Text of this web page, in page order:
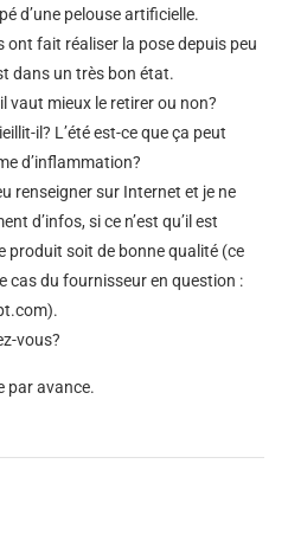
d’une pelouse artificielle.
ont fait réaliser la pose depuis peu
dans un très bon état.
vaut mieux le retirer ou non?
il? L’été est-ce que ça peut
d’inflammation?
renseigner sur Internet et je ne
d’infos, si ce n’est qu’il est
produit soit de bonne qualité (ce
cas du fournisseur en question :
vous?
par avance.